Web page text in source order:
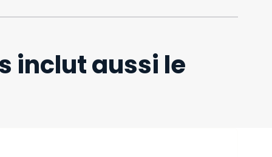
inclut aussi le